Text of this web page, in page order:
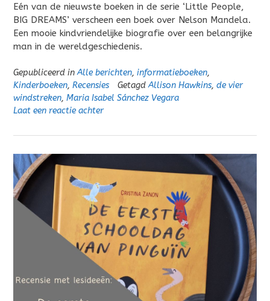
Eén van de nieuwste boeken in de serie ‘Little People,
BIG DREAMS’ verscheen een boek over Nelson Mandela.
Een mooie kindvriendelijke biografie over een belangrijke
man in de wereldgeschiedenis.
Gepubliceerd inAlle berichten, informatieboeken,
Kinderboeken, Recensies GetagdAllison Hawkins, de vier
windstreken, Maria Isabel Sánchez Vegara
Laat een reactie achter